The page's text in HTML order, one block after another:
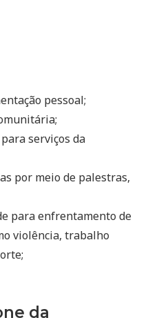
pessoal;
serviços da
por meio de palestras,
para enfrentamento de
violência, trabalho
da